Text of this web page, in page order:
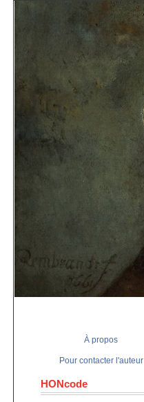
À propos
Pour contacter l'auteur
HONcode